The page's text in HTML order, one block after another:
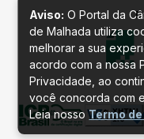
Aviso: O Portal da
de Malhada utiliza
melhorar a sua
acordo com a nossa
Privacidade, ao
você concorda com
Leia nossoTermo de